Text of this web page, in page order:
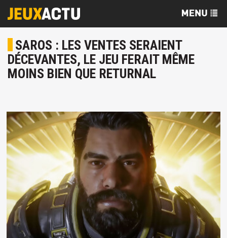
SAROS : LES VENTES SERAIENT
DÉCEVANTES, LE JEU FERAIT MÊME
MOINS BIEN QUE RETURNAL